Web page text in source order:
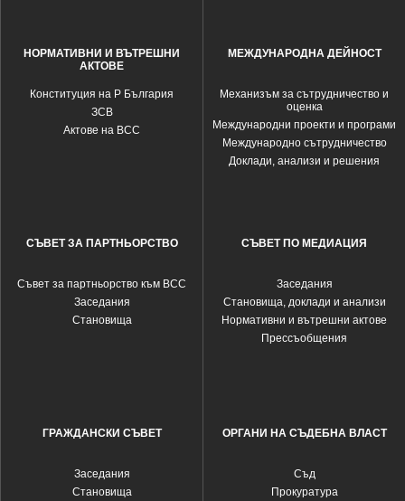
НОРМАТИВНИ И ВЪТРЕШНИ
АКТОВЕ
Конституция на Р България
ЗСВ
Актове на ВСС
МЕЖДУНАРОДНА ДЕЙНОСТ
Механизъм за сътрудничество и
оценка
Международни проекти и програми
Международно сътрудничество
Доклади, анализи и решения
СЪВЕТ ЗА ПАРТНЬОРСТВО
Съвет за партньорство към ВСС
Заседания
Становища
СЪВЕТ ПО МЕДИАЦИЯ
Заседания
Становища, доклади и анализи
Нормативни и вътрешни актове
Прессъобщения
ГРАЖДАНСКИ СЪВЕТ
Заседания
Становища
ОРГАНИ НА СЪДЕБНА ВЛАСТ
Съд
Прокуратура